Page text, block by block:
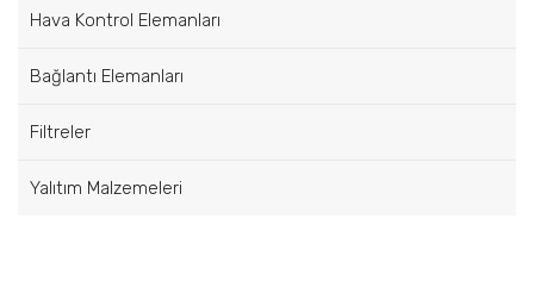
Hava Kontrol Elemanları
Bağlantı Elemanları
Filtreler
Yalıtım Malzemeleri